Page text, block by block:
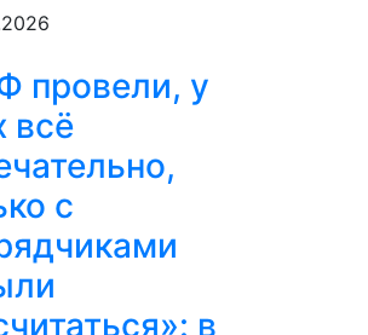
провели, у
всё
с
в